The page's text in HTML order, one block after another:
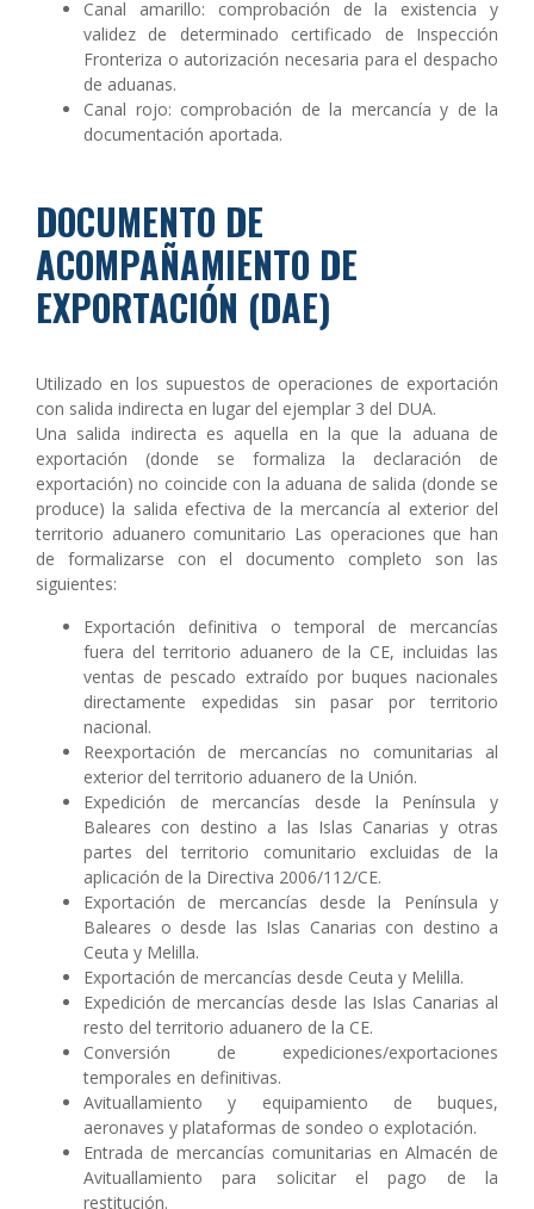
Canal amarillo: comprobación de la existencia y
validez de determinado certificado de Inspección
Fronteriza o autorización necesaria para el despacho
de aduanas.
Canal rojo: comprobación de la mercancía y de la
documentación aportada.
DOCUMENTO DE
ACOMPAÑAMIENTO DE
EXPORTACIÓN (DAE)
Utilizado en los supuestos de operaciones de exportación
con salida indirecta en lugar del ejemplar 3 del DUA.
Una salida indirecta es aquella en la que la aduana de
exportación (donde se formaliza la declaración de
exportación) no coincide con la aduana de salida (donde se
produce) la salida efectiva de la mercancía al exterior del
territorio aduanero comunitario Las operaciones que han
de formalizarse con el documento completo son las
siguientes:
Exportación definitiva o temporal de mercancías
fuera del territorio aduanero de la CE, incluidas las
ventas de pescado extraído por buques nacionales
directamente expedidas sin pasar por territorio
nacional.
Reexportación de mercancías no comunitarias al
exterior del territorio aduanero de la Unión.
Expedición de mercancías desde la Península y
Baleares con destino a las Islas Canarias y otras
partes del territorio comunitario excluidas de la
aplicación de la Directiva 2006/112/CE.
Exportación de mercancías desde la Península y
Baleares o desde las Islas Canarias con destino a
Ceuta y Melilla.
Exportación de mercancías desde Ceuta y Melilla.
Expedición de mercancías desde las Islas Canarias al
resto del territorio aduanero de la CE.
Conversión de expediciones/exportaciones
temporales en definitivas.
Avituallamiento y equipamiento de buques,
aeronaves y plataformas de sondeo o explotación.
Entrada de mercancías comunitarias en Almacén de
Avituallamiento para solicitar el pago de la
restitución.